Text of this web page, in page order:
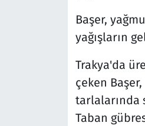
Başer,
yağışların
Trakya'da
çeken
tarlalarında
Taban